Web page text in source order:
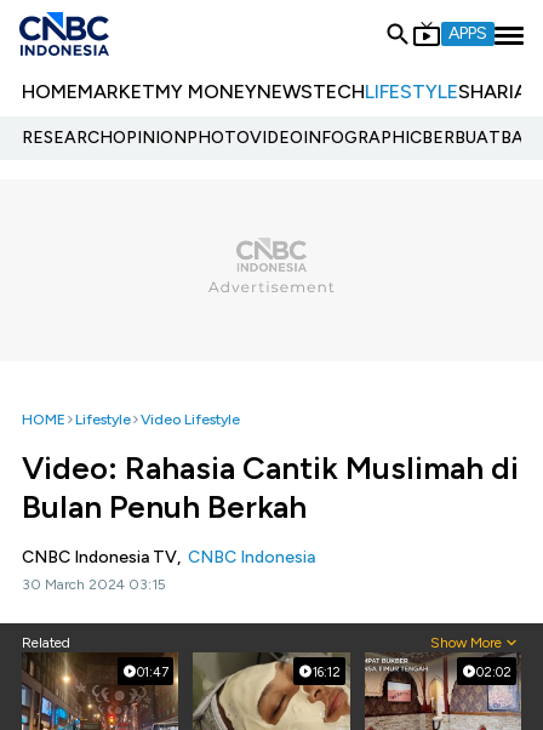
APPS
HOMEMARKETMY MONEYNEWSTECHLIFESTYLESHARIA
RESEARCHOPINIONPHOTOVIDEOINFOGRAPHIC
HOME Lifestyle Video Lifestyle
Video: Rahasia Cantik Muslimah di
Bulan Penuh Berkah
CNBC Indonesia TV, CNBC Indonesia
30 March 2024 03:15
Related Show More
01:47 16:12 02:02